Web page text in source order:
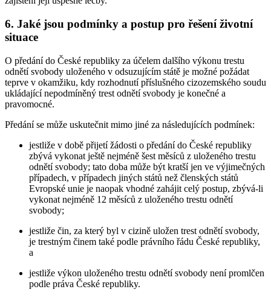
6. Jaké jsou podmínky a postup pro řešení životní
situace
O předání do České republiky za účelem dalšího výkonu trestu
odnětí svobody uloženého v odsuzujícím státě je možné požádat
teprve v okamžiku, kdy rozhodnutí příslušného cizozemského soudu
ukládající nepodmíněný trest odnětí svobody je konečné a
pravomocné.
Předání se může uskutečnit mimo jiné za následujících podmínek:
jestliže v době přijetí žádosti o předání do České republiky
zbývá vykonat ještě nejméně šest měsíců z uloženého trestu
odnětí svobody; tato doba může být kratší jen ve výjimečných
případech, v případech jiných států než členských států
Evropské unie je naopak vhodné zahájit celý postup, zbývá-li
vykonat nejméně 12 měsíců z uloženého trestu odnětí
svobody;
jestliže čin, za který byl v cizině uložen trest odnětí svobody,
je trestným činem také podle právního řádu České republiky,
a
jestliže výkon uloženého trestu odnětí svobody není promlčen
podle práva České republiky.